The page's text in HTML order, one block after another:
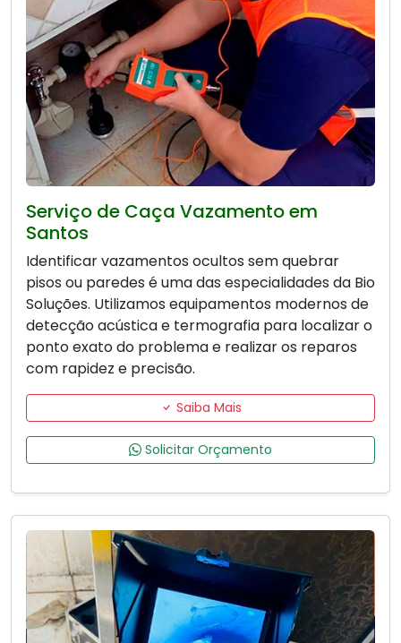
Serviço de Caça Vazamento em
Santos
Identificar vazamentos ocultos sem quebrar
pisos ou paredes é uma das especialidades da Bio
Soluções. Utilizamos equipamentos modernos de
detecção acústica e termografia para localizar o
ponto exato do problema e realizar os reparos
com rapidez e precisão.
Saiba Mais
Solicitar Orçamento